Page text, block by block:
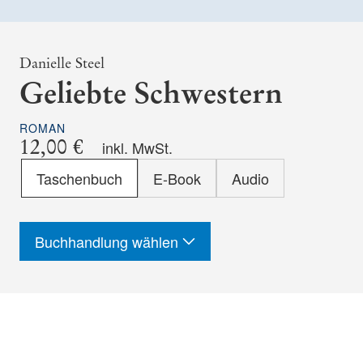
Danielle Steel
Geliebte Schwestern
ROMAN
12,00 €
inkl. MwSt.
Taschenbuch E-Book Audio
Buchhandlung wählen